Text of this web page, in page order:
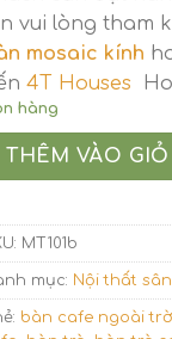
vui lòng tham
mosaic kính
4T Houses
hàng
THÊM VÀO
MT101b
mục: Nội thất
bàn cafe ngoài